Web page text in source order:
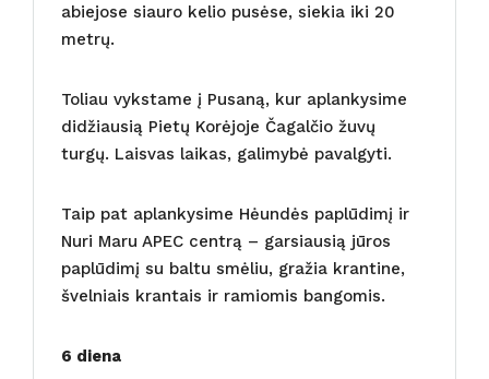
abiejose siauro kelio pusėse, siekia iki 20
metrų.
Toliau vykstame į Pusaną, kur aplankysime
didžiausią Pietų Korėjoje Čagalčio žuvų
turgų. Laisvas laikas, galimybė pavalgyti.
Taip pat aplankysime Hėundės paplūdimį ir
Nuri Maru APEC centrą – garsiausią jūros
paplūdimį su baltu smėliu, gražia krantine,
švelniais krantais ir ramiomis bangomis.
6 diena